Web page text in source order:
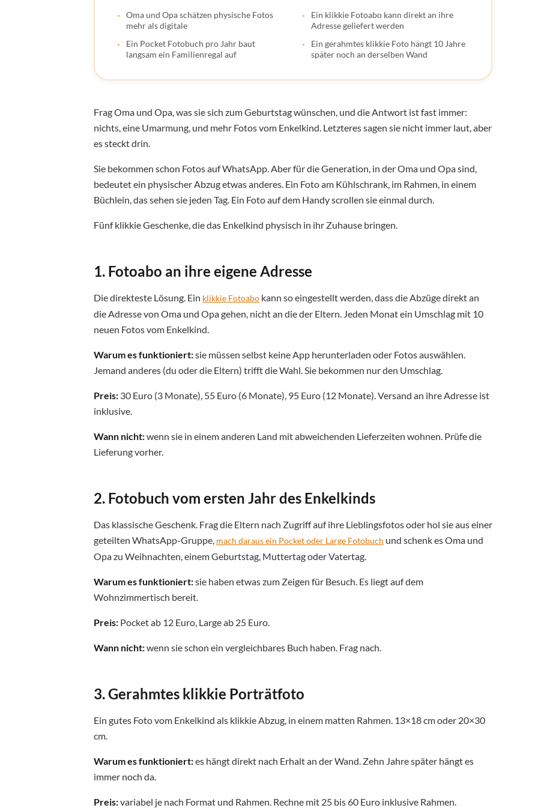
Oma und Opa schätzen physische Fotos
mehr als digitale
Ein klikkie Fotoabo kann direkt an ihre
Adresse geliefert werden
Ein Pocket Fotobuch pro Jahr baut
langsam ein Familienregal auf
Ein gerahmtes klikkie Foto hängt 10 Jahre
später noch an derselben Wand
Frag Oma und Opa, was sie sich zum Geburtstag wünschen, und die Antwort ist fast immer:
nichts, eine Umarmung, und mehr Fotos vom Enkelkind. Letzteres sagen sie nicht immer laut, aber
es steckt drin.
Sie bekommen schon Fotos auf WhatsApp. Aber für die Generation, in der Oma und Opa sind,
bedeutet ein physischer Abzug etwas anderes. Ein Foto am Kühlschrank, im Rahmen, in einem
Büchlein, das sehen sie jeden Tag. Ein Foto auf dem Handy scrollen sie einmal durch.
Fünf klikkie Geschenke, die das Enkelkind physisch in ihr Zuhause bringen.
1. Fotoabo an ihre eigene Adresse
Die direkteste Lösung. Ein klikkie Fotoabo kann so eingestellt werden, dass die Abzüge direkt an
die Adresse von Oma und Opa gehen, nicht an die der Eltern. Jeden Monat ein Umschlag mit 10
neuen Fotos vom Enkelkind.
Warum es funktioniert:sie müssen selbst keine App herunterladen oder Fotos auswählen.
Jemand anderes (du oder die Eltern) trifft die Wahl. Sie bekommen nur den Umschlag.
Preis: 30 Euro (3 Monate), 55 Euro (6 Monate), 95 Euro (12 Monate). Versand an ihre Adresse ist
inklusive.
Wann nicht:wenn sie in einem anderen Land mit abweichenden Lieferzeiten wohnen. Prüfe die
Lieferung vorher.
2. Fotobuch vom ersten Jahr des Enkelkinds
Das klassische Geschenk. Frag die Eltern nach Zugriff auf ihre Lieblingsfotos oder hol sie aus einer
geteilten WhatsApp-Gruppe, mach daraus ein Pocket oder Large Fotobuch und schenk es Oma und
Opa zu Weihnachten, einem Geburtstag, Muttertag oder Vatertag.
Warum es funktioniert:sie haben etwas zum Zeigen für Besuch. Es liegt auf dem
Wohnzimmertisch bereit.
Preis: Pocket ab 12 Euro, Large ab 25 Euro.
Wann nicht:wenn sie schon ein vergleichbares Buch haben. Frag nach.
3. Gerahmtes klikkie Porträtfoto
Ein gutes Foto vom Enkelkind als klikkie Abzug, in einem matten Rahmen. 13×18 cm oder 20×30
cm.
Warum es funktioniert:es hängt direkt nach Erhalt an der Wand. Zehn Jahre später hängt es
immer noch da.
Preis:variabel je nach Format und Rahmen. Rechne mit 25 bis 60 Euro inklusive Rahmen.